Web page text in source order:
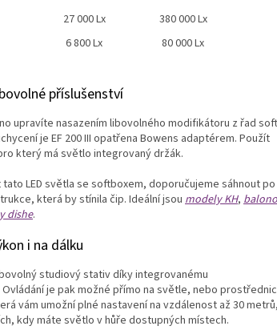
27 000 Lx
380 000 Lx
6 800 Lx 80 000 Lx
příslušenství
upravíte nasazením libovolného modifikátoru z řad
je EF 200 III opatřena Bowens adaptérem. Použít
který má světlo integrovaný držák.
LED světla se softboxem, doporučujeme sáhnout po
která by stínila čip. Ideální jsoumodely KH,
dishe.
i na dálku
studiový stativ díky integrovanému
je pak možné přímo na světle, nebo
vám umožní plné nastavení na vzdálenost až 30
kdy máte světlo v hůře dostupných místech.